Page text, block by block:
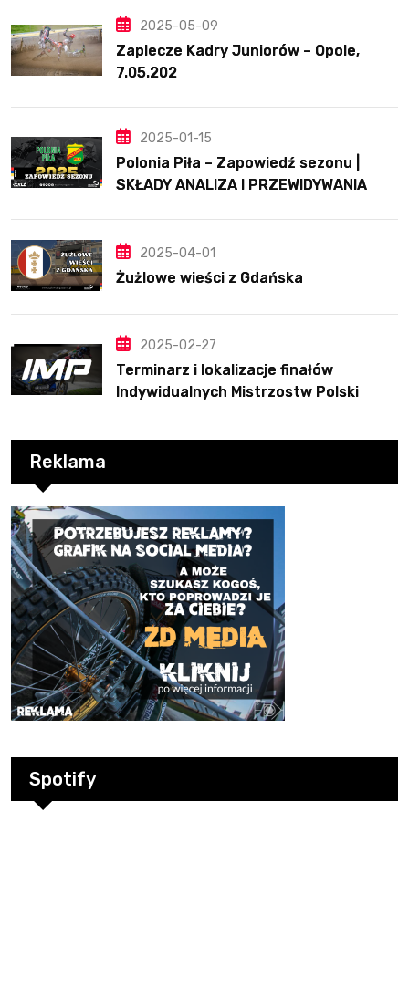
2025-05-09
Zaplecze Kadry Juniorów – Opole,
7.05.202
2025-01-15
Polonia Piła – Zapowiedź sezonu |
SKŁADY ANALIZA I PRZEWIDYWANIA
2025-04-01
Żużlowe wieści z Gdańska
2025-02-27
Terminarz i lokalizacje finałów
Indywidualnych Mistrzostw Polski
Reklama
Spotify